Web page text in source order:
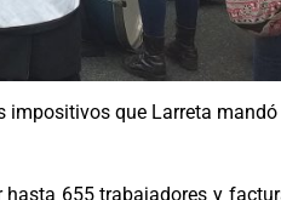
impositivos que Larreta
655 trabajadores y